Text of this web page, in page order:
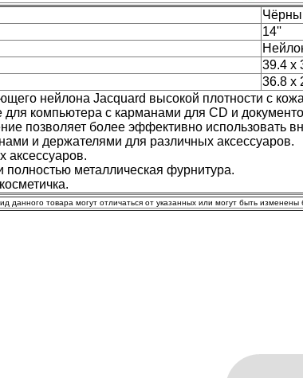
14''
39.4 x
36.8 x
нейлона Jacquard высокой плотности с
для компьютера с карманами для CD и
позволяет более эффективно использовать
и держателями для различных аксессуаров.
аксессуаров.
металлическая фурнитура.
данного товара могут отличаться от указанных или могут быть